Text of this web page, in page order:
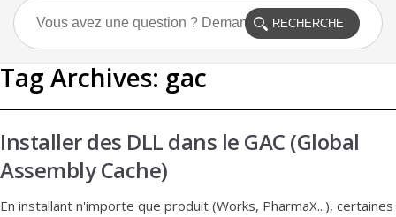
Tag Archives: gac
Installer des DLL dans le GAC (Global
Assembly Cache)
En installant n'importe que produit (Works, PharmaX...), certaines